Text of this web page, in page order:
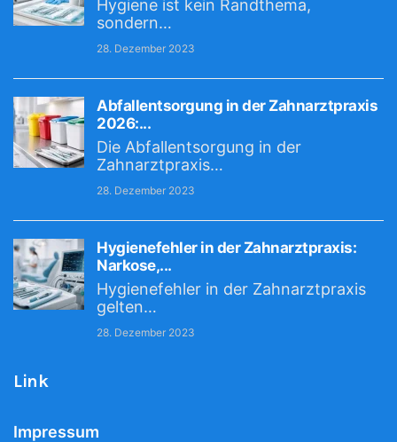
Hygiene ist kein Randthema,
sondern…
28. Dezember 2023
Abfallentsorgung in der Zahnarztpraxis
2026:...
Die Abfallentsorgung in der
Zahnarztpraxis…
28. Dezember 2023
Hygienefehler in der Zahnarztpraxis:
Narkose,...
Hygienefehler in der Zahnarztpraxis
gelten…
28. Dezember 2023
Link
Impressum